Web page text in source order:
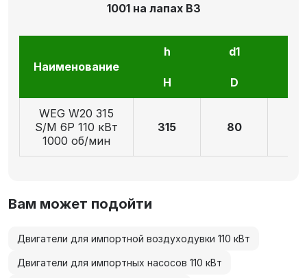
1001 на лапах В3
Наименование
h d1
H D
WEG W20 315
S/M 6P 110 кВт
1000 об/мин
315 80
Вам может подойти
Двигатели для импортной воздуходувки 110 кВт
Двигатели для импортных насосов 110 кВт